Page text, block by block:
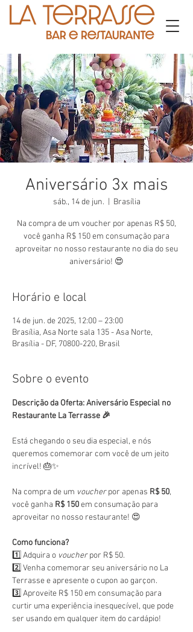
Aniversário 3x mais
sáb., 14 de jun. Brasília
Na compra de um voucher por apenas R$ 50,
você ganha R$ 150 em consumação para
aproveitar no nosso restaurante no dia do seu
aniversário! 😍
Horário e local
14 de jun. de 2025, 12:00 – 23:00
Brasília, Asa Norte sala 135 - Asa Norte,
Brasília - DF, 70800-220, Brasil
Sobre o evento
Descrição da Oferta: Aniversário Especial no
Restaurante La Terrasse 🎉
Está chegando o seu dia especial, e nós
queremos comemorar com você de um jeito
incrível! 🎂✨
Na compra de um voucher por apenas R$ 50,
você ganha R$ 150 em consumação para
aproveitar no nosso restaurante! 😍
Como funciona?
1️⃣ Adquira o voucher por R$ 50.
2️⃣ Venha comemorar seu aniversário no La
Terrasse e apresente o cupon ao garçon.
3️⃣ Aproveite R$ 150 em consumação para
curtir uma experiência inesquecível, que pode
ser usando em qualquer item do cardápio!